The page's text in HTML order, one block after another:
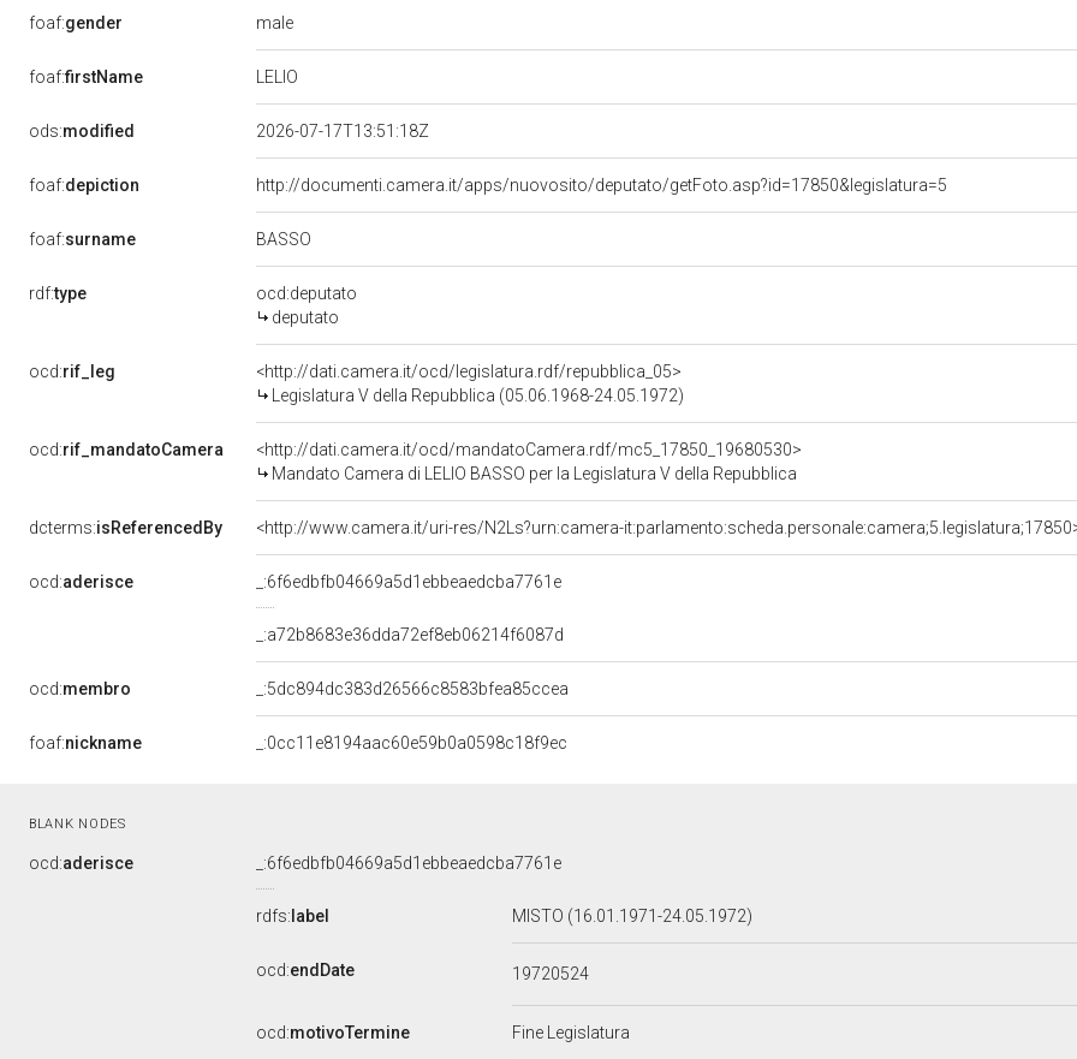
foaf:gender male
foaf:firstName LELIO
ods:modified 2026-07-17T13:51:18Z
foaf:depiction http://documenti.camera.it/apps/nuovosito/deputato/getFoto.asp?id=17850&legislatura=5
foaf:surname BASSO
rdf:type
ocd:deputato
deputato
ocd:rif_leg
<http://dati.camera.it/ocd/legislatura.rdf/repubblica_05>
Legislatura V della Repubblica (05.06.1968-24.05.1972)
ocd:rif_mandatoCamera
<http://dati.camera.it/ocd/mandatoCamera.rdf/mc5_17850_19680530>
Mandato Camera di LELIO BASSO per la Legislatura V della Repubblica
dcterms:isReferencedBy <http://www.camera.it/uri-res/N2Ls?urn:camera-
ocd:aderisce _:6f6edbfb04669a5d1ebbeaedcba7761e
_:a72b8683e36dda72ef8eb06214f6087d
ocd:membro _:5dc894dc383d26566c8583bfea85ccea
foaf:nickname _:0cc11e8194aac60e59b0a0598c18f9ec
BLANK NODES
ocd:aderisce _:6f6edbfb04669a5d1ebbeaedcba7761e
rdfs: label MISTO (16.01.1971-24.05.1972)
ocd:endDate 19720524
ocd:motivoTermine Fine Legislatura